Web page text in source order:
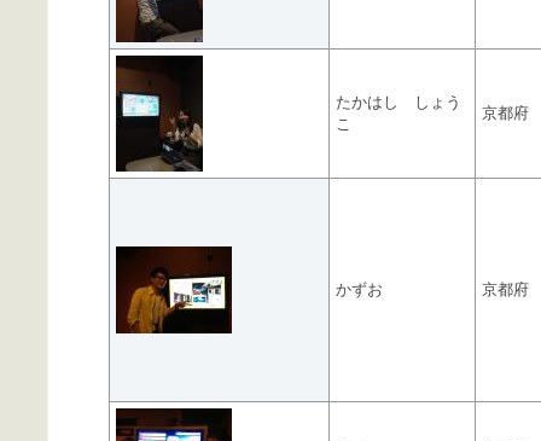
たかはし しょう
こ
京都府
かずお 京都府